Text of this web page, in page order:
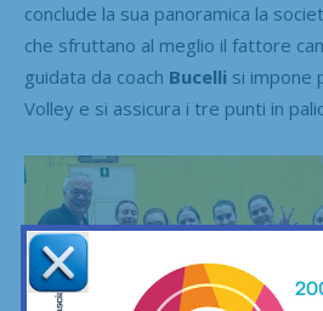
conclude la sua panoramica la
che sfruttano al meglio il fattore
guidata da coach Bucelli si impone
Volley e si assicura i tre punti in